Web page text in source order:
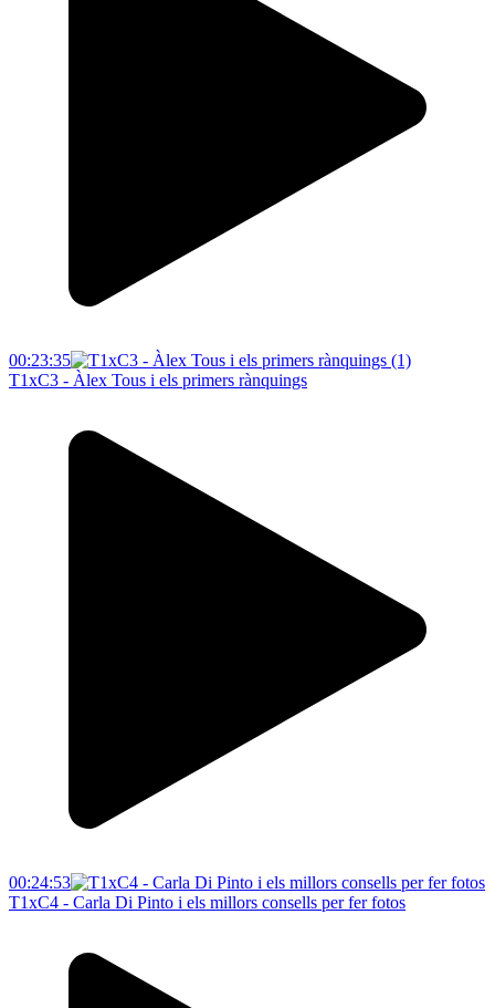
00:23:35
T1xC3 - Àlex Tous i els primers rànquings
00:24:53
T1xC4 - Carla Di Pinto i els millors consells per fer fotos